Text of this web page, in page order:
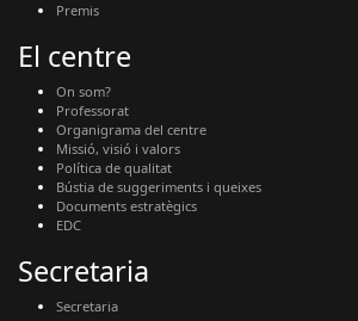
Premis
El centre
On som?
Professorat
Organigrama del centre
Missió, visió i valors
Política de qualitat
Bústia de suggeriments i queixes
Documents estratègics
EDC
Secretaria
Secretaria